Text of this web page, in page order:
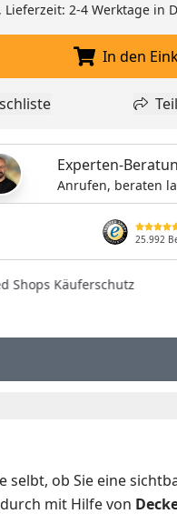
Lieferzeit: 2-4 Werktage in
In den
Produkt zur Wunschliste
Experten-
Anrufen, beraten
25.992
Shops Käuferschutz
selbt, ob Sie eine
mit Hilfe von